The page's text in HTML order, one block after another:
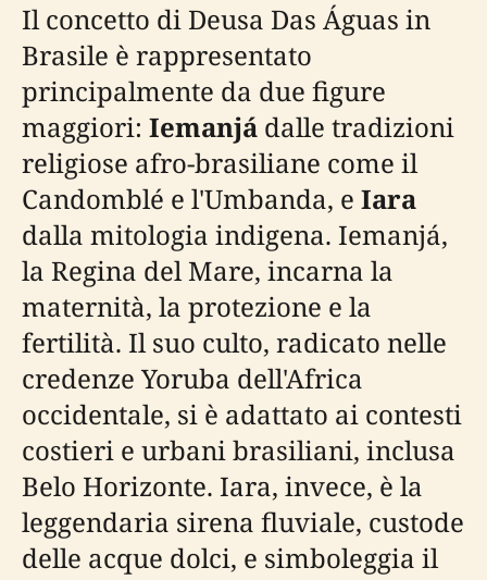
Il concetto di Deusa Das Águas in
Brasile è rappresentato
principalmente da due figure
maggiori: Iemanjá dalle tradizioni
religiose afro-brasiliane come il
Candomblé e l'Umbanda, e Iara
dalla mitologia indigena. Iemanjá,
la Regina del Mare, incarna la
maternità, la protezione e la
fertilità. Il suo culto, radicato nelle
credenze Yoruba dell'Africa
occidentale, si è adattato ai contesti
costieri e urbani brasiliani, inclusa
Belo Horizonte. Iara, invece, è la
leggendaria sirena fluviale, custode
delle acque dolci, e simboleggia il